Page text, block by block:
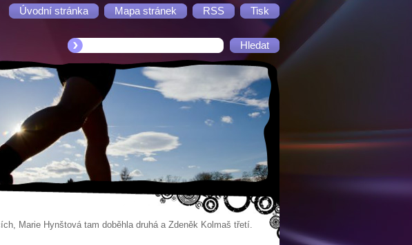
Úvodní stránka Mapa stránek RSS Tisk
Marie Hynštová tam doběhla druhá a Zdeněk Kolmaš třetí.